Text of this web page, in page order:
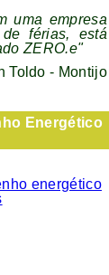
uma empresa
férias, está
ZERO.e"
Toldo - Montijo
Energético